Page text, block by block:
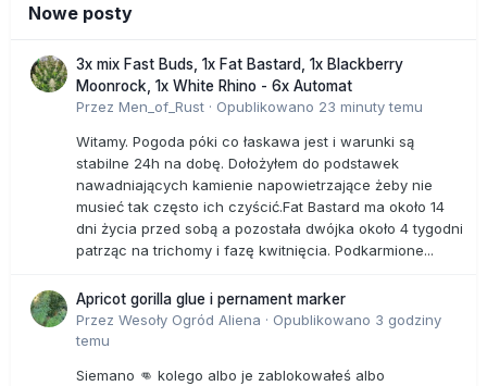
Nowe posty
3x mix Fast Buds, 1x Fat Bastard, 1x Blackberry
Moonrock, 1x White Rhino - 6x Automat
Przez Men_of_Rust · Opublikowano 23 minuty temu
Witamy. Pogoda póki co łaskawa jest i warunki są
stabilne 24h na dobę. Dołożyłem do podstawek
nawadniających kamienie napowietrzające żeby nie
musieć tak często ich czyścić.Fat Bastard ma około 14
dni życia przed sobą a pozostała dwójka około 4 tygodni
patrząc na trichomy i fazę kwitnięcia. Podkarmione...
Apricot gorilla glue i pernament marker
Przez Wesoły Ogród Aliena · Opublikowano 3 godziny
temu
Siemano 👊 kolego albo je zablokowałeś albo